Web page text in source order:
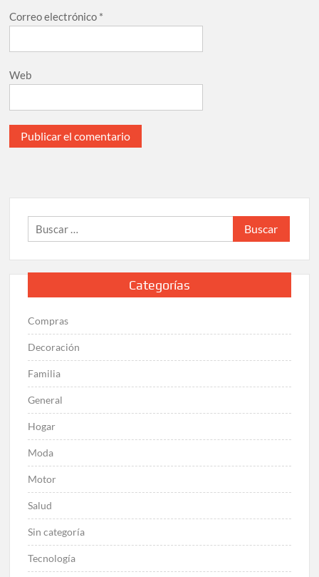
Correo electrónico *
Web
Buscar:
Categorías
Compras
Decoración
Familia
General
Hogar
Moda
Motor
Salud
Sin categoría
Tecnología